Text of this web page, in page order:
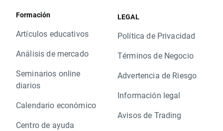
Formación
Artículos educativos
Análisis de mercado
Seminarios online
diarios
Calendario económico
Centro de ayuda
LEGAL
Política de Privacidad
Términos de Negocio
Advertencia de Riesgo
Información legal
Avisos de Trading